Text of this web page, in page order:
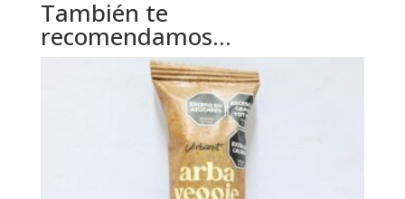
También te
recomendamos…